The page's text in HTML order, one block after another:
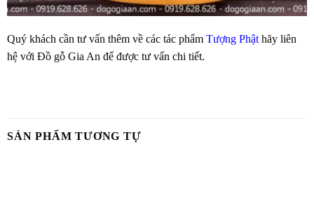
Quý khách cần tư vấn thêm về các tác phẩm Tượng Phậthãy liên
hệ với Đồ gỗ Gia An để được tư vấn chi tiết.
SẢN PHẨM TƯƠNG TỰ